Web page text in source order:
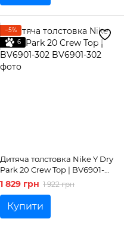
−5%
6
Дитяча толстовка Nike Y Dry
Park 20 Crew Top | BV6901-
302
1 829 грн 1 922 грн
Купити